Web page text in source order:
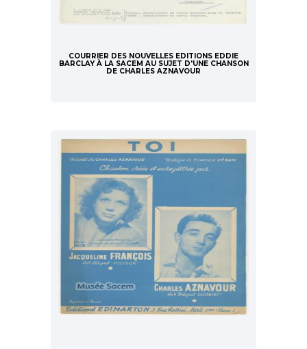
COURRIER DES NOUVELLES EDITIONS EDDIE
BARCLAY À LA SACEM AU SUJET D'UNE CHANSON
DE CHARLES AZNAVOUR